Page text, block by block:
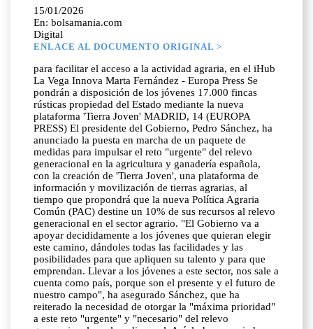
15/01/2026
En: bolsamania.com
Digital
ENLACE AL DOCUMENTO ORIGINAL >
para facilitar el acceso a la actividad agraria, en el iHub
La Vega Innova Marta Fernández - Europa Press Se
pondrán a disposición de los jóvenes 17.000 fincas
rústicas propiedad del Estado mediante la nueva
plataforma 'Tierra Joven' MADRID, 14 (EUROPA
PRESS) El presidente del Gobierno, Pedro Sánchez, ha
anunciado la puesta en marcha de un paquete de
medidas para impulsar el reto "urgente" del relevo
generacional en la agricultura y ganadería española,
con la creación de 'Tierra Joven', una plataforma de
información y movilización de tierras agrarias, al
tiempo que propondrá que la nueva Política Agraria
Común (PAC) destine un 10% de sus recursos al relevo
generacional en el sector agrario. "El Gobierno va a
apoyar decididamente a los jóvenes que quieran elegir
este camino, dándoles todas las facilidades y las
posibilidades para que apliquen su talento y para que
emprendan. Llevar a los jóvenes a este sector, nos sale a
cuenta como país, porque son el presente y el futuro de
nuestro campo", ha asegurado Sánchez, que ha
reiterado la necesidad de otorgar la "máxima prioridad"
a este reto "urgente" y "necesario" del relevo